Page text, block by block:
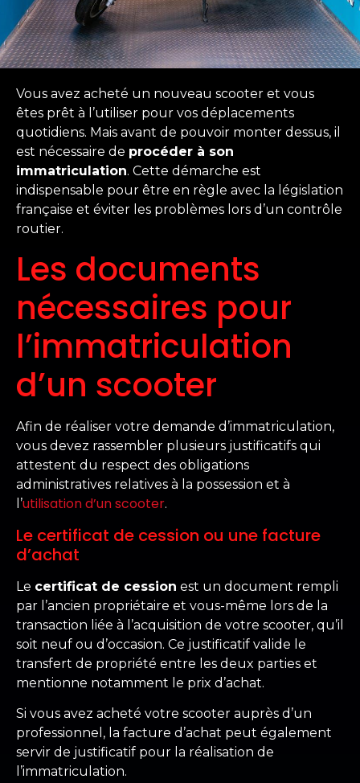
Vous avez acheté un nouveau scooter et vous
êtes prêt à l’utiliser pour vos déplacements
quotidiens. Mais avant de pouvoir monter dessus, il
est nécessaire de procéder à son
immatriculation. Cette démarche est
indispensable pour être en règle avec la législation
française et éviter les problèmes lors d’un contrôle
routier.
Les documents
nécessaires pour
l’immatriculation
d’un scooter
Afin de réaliser votre demande d’immatriculation,
vous devez rassembler plusieurs justificatifs qui
attestent du respect des obligations
administratives relatives à la possession et à
l’utilisation d’un scooter.
Le certificat de cession ou une facture
d’achat
Le certificat de cession est un document rempli
par l’ancien propriétaire et vous-même lors de la
transaction liée à l’acquisition de votre scooter, qu’il
soit neuf ou d’occasion. Ce justificatif valide le
transfert de propriété entre les deux parties et
mentionne notamment le prix d’achat.
Si vous avez acheté votre scooter auprès d’un
professionnel, la facture d’achat peut également
servir de justificatif pour la réalisation de
l’immatriculation.